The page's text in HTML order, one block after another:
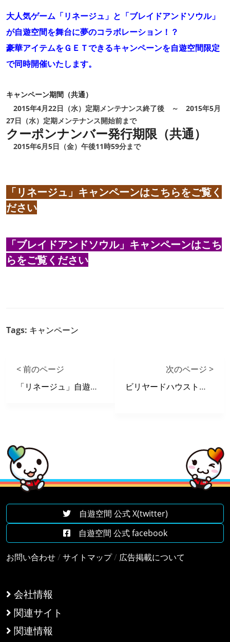
大人気ゲーム「リネージュ」と「ブレイドアンドソウル」
が自遊空間を舞台に夢のコラボレーション！？
豪華アイテムをＧＥＴできるキャンペーンを自遊空間限定
で同時開催いたします。
キャンペーン期間（共通）
2015年4月22日（水）定期メンテナンス終了後 ～ 2015年5月
27日（水）定期メンテナンス開始前まで
クーポンナンバー発行期限（共通）
2015年6月5日（金）午後11時59分まで
「リネージュ」キャンペーンはこちらをご覧く
ださい
「ブレイドアンドソウル」キャンペーンはこち
らをご覧ください
Tags: キャンペーン
< 前のページ
「リネージュ」自遊空間ＳＰＬＡＳＨ!!開催
次のページ >
ビリヤードハウストーナメントin黒崎店
会社情報
関連サイト
関連情報
自遊空間 公式 X(twitter)
自遊空間 公式 facebook
お問い合わせ/サイトマップ/ 広告掲載について